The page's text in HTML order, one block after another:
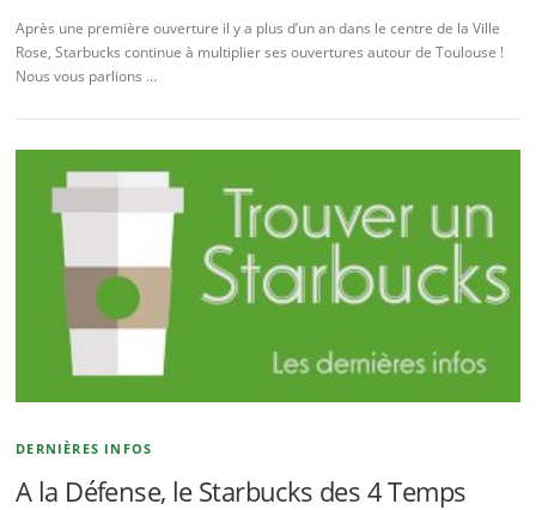
Après une première ouverture il y a plus d’un an dans le centre de la Ville
Rose, Starbucks continue à multiplier ses ouvertures autour de Toulouse !
Nous vous parlions …
DERNIÈRES INFOS
A la Défense, le Starbucks des 4 Temps